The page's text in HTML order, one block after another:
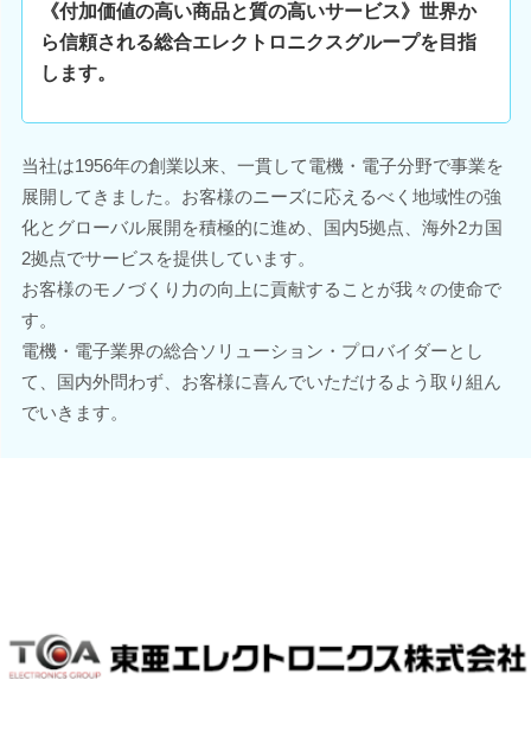
《付加価値の高い商品と質の高いサービス》世界か
ら信頼される総合エレクトロニクスグループを目指
します。
当社は1956年の創業以来、一貫して電機・電子分野で事業を
展開してきました。お客様のニーズに応えるべく地域性の強
化とグローバル展開を積極的に進め、国内5拠点、海外2カ国
2拠点でサービスを提供しています。
お客様のモノづくり力の向上に貢献することが我々の使命で
す。
電機・電子業界の総合ソリューション・プロバイダーとし
て、国内外問わず、お客様に喜んでいただけるよう取り組ん
でいきます。